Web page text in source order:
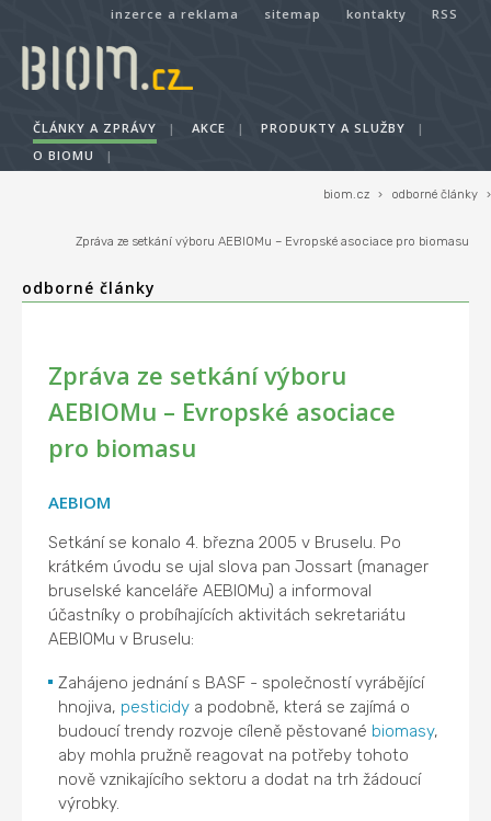
inzerce a reklama sitemap kontakty RSS
ČLÁNKY A ZPRÁVY | AKCE | PRODUKTY A SLUŽBY
|
O BIOMU
|
biom.cz › odborné články ›
Zpráva ze setkání výboru AEBIOMu – Evropské asociace pro biomasu
odborné články
Zpráva ze setkání výboru
AEBIOMu – Evropské asociace
pro biomasu
AEBIOM
Setkání se konalo 4. března 2005 v Bruselu. Po
krátkém úvodu se ujal slova pan Jossart (manager
bruselské kanceláře AEBIOMu) a informoval
účastníky o probíhajících aktivitách sekretariátu
AEBIOMu v Bruselu:
Zahájeno jednání s BASF - společností vyrábějící
hnojiva, pesticidy a podobně, která se zajímá o
budoucí trendy rozvoje cíleně pěstované biomasy,
aby mohla pružně reagovat na potřeby tohoto
nově vznikajícího sektoru a dodat na trh žádoucí
výrobky.